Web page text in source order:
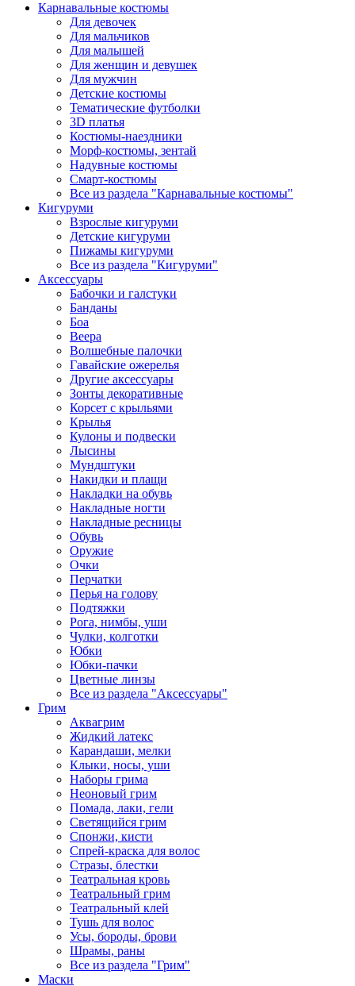
Карнавальные костюмы
Для девочек
Для мальчиков
Для малышей
Для женщин и девушек
Для мужчин
Детские костюмы
Тематические футболки
3D платья
Костюмы-наездники
Морф-костюмы, зентай
Надувные костюмы
Смарт-костюмы
Все из раздела "Карнавальные костюмы"
Кигуруми
Взрослые кигуруми
Детские кигуруми
Пижамы кигуруми
Все из раздела "Кигуруми"
Аксессуары
Бабочки и галстуки
Банданы
Боа
Веера
Волшебные палочки
Гавайские ожерелья
Другие аксессуары
Зонты декоративные
Корсет с крыльями
Крылья
Кулоны и подвески
Лысины
Мундштуки
Накидки и плащи
Накладки на обувь
Накладные ногти
Накладные ресницы
Обувь
Оружие
Очки
Перчатки
Перья на голову
Подтяжки
Рога, нимбы, уши
Чулки, колготки
Юбки
Юбки-пачки
Цветные линзы
Все из раздела "Аксессуары"
Грим
Аквагрим
Жидкий латекс
Карандаши, мелки
Клыки, носы, уши
Наборы грима
Неоновый грим
Помада, лаки, гели
Светящийся грим
Спонжи, кисти
Спрей-краска для волос
Стразы, блестки
Театральная кровь
Театральный грим
Театральный клей
Тушь для волос
Усы, бороды, брови
Шрамы, раны
Все из раздела "Грим"
Маски